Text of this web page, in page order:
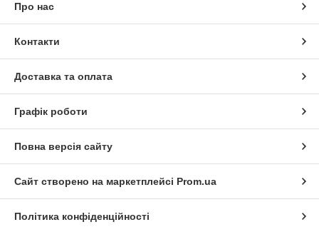
Про нас
Контакти
Доставка та оплата
Графік роботи
Повна версія сайту
Сайт створено на маркетплейсі Prom.ua
Політика конфіденційності